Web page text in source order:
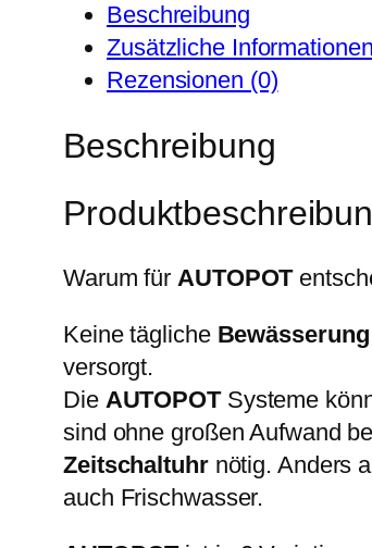
Beschreibung
Zusätzliche Informationen
Rezensionen (0)
Beschreibung
Warum für AUTOPOT
Keine tägliche Bewässerung
versorgt.
Die AUTOPOTSysteme
sind ohne großen Aufwand
Zeitschaltuhrnötig. Anders
auch Frischwasser.